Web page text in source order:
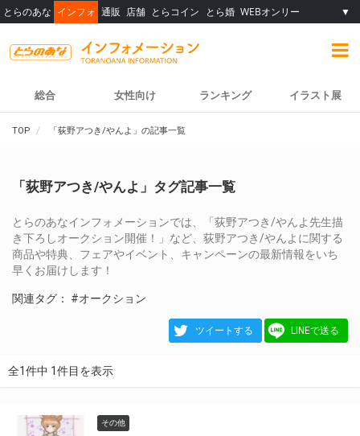
とらのあな インフォ 通販 店舗 とらコイン とら婚 WEBオンリー ▼
総合 女性向け ランキング イラスト展
TOP 「荻野アつき/やんよ」の記事一覧
「荻野アつき/やんよ」タグ記事一覧
とらのあなインフォメーションでは、「荻野アつき/やんよ先生描
き下ろしオークション開催！」など、荻野アつき/やんよに関する
商品や特典、フェアやイベント、キャンペーンの最新情報をいち
早くお届けします！
関連タグ： #オークション
ツイートする LINEで送る
全1件中 1件目を表示
その他